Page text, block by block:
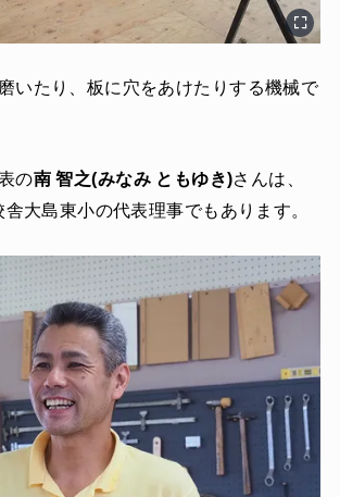
いたり、板に穴をあけたりする機械で
の南 智之(みなみ ともゆき)さんは、
大島東小の代表理事でもあります。